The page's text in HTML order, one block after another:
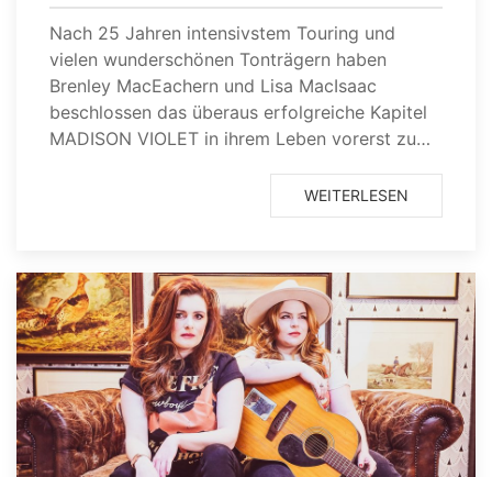
Nach 25 Jahren intensivstem Touring und
vielen wunderschönen Tonträgern haben
Brenley MacEachern und Lisa MacIsaac
beschlossen das überaus erfolgreiche Kapitel
MADISON VIOLET in ihrem Leben vorerst zu…
WEITERLESEN